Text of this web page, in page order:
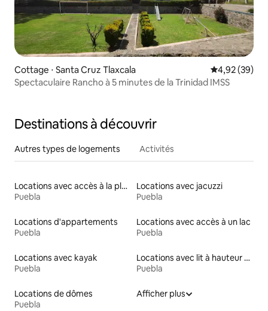
Cottage ⋅ Santa Cruz Tlaxcala Évaluation
4,92 (39)
Spectaculaire Rancho à 5 minutes de la Trinidad IMSS
Destinations à découvrir
Autres types de logements Activités
Locations avec accès à la plage
Puebla
Locations avec jacuzzi
Puebla
Locations d'appartements
Puebla
Locations avec accès à un lac
Puebla
Locations avec kayak
Puebla
Locations avec lit à hauteur adaptée
Puebla
Locations de dômes
Puebla
Afficher plus